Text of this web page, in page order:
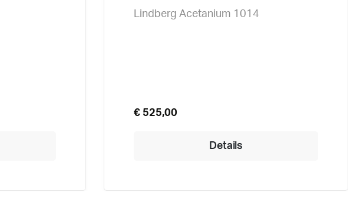
Lindberg Acetanium 1014
€ 525,00
Details